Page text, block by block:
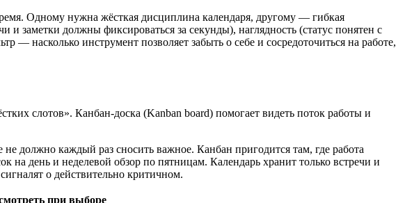
Одному нужна жёсткая дисциплина календаря, другому — гибкая
заметки должны фиксироваться за секунды), наглядность (статус понятен с
насколько инструмент позволяет забыть о себе и сосредоточиться на работе,
слотов». Канбан‑доска (Kanban board) помогает видеть поток работы и
должно каждый раз сносить важное. Канбан пригодится там, где работа
на день и неделевой обзор по пятницам. Календарь хранит только встречи и
о действительно критичном.
при выборе